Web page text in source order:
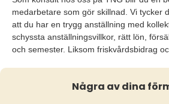
medarbetare som gör skillnad. Vi tycker
att du har en trygg anställning med
schyssta anställningsvillkor, rätt lön,
och semester. Liksom friskvårdsbidrag
Några av dina